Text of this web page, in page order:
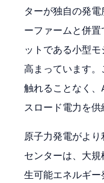
ターが独自の発
ーファームと併
ットである小型
高まっています
触れることなく
スロード電力を供
原子力発電がよ
センターは、大
生可能エネルギ